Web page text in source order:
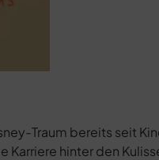
Traum bereits seit
hinter den